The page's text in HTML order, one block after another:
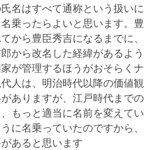
名はすべて通称という扱いに
乗ったらよいと思います。豊
から豊臣秀吉になるまでに、
から改名した経緯があるよう
が管理するほうがおそらくナ
人は、明治時代以降の価値観
ありますが、江戸時代までの
もっと適当に名前を変えてい
に名乗っていたのですから、
あると思います